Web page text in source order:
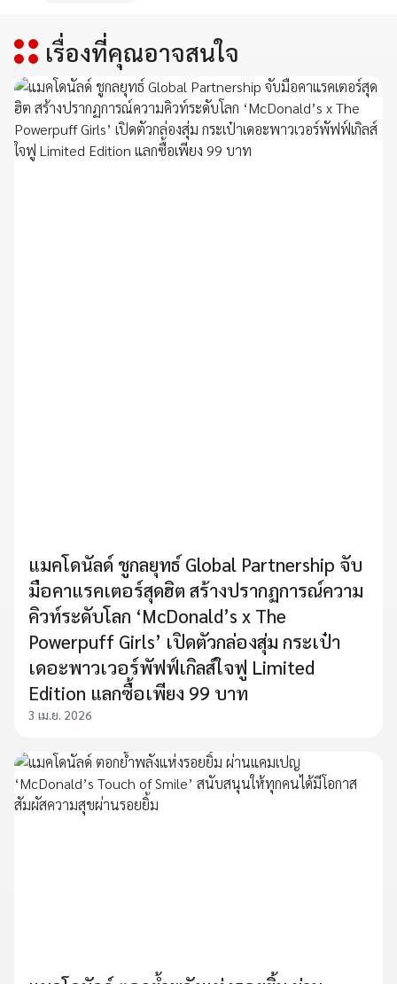
เรื่องที่คุณอาจสนใจ
แมคโดนัลด์ ชูกลยุทธ์ Global Partnership จับ
มือคาแรคเตอร์สุดฮิต สร้างปรากฏการณ์ความ
คิวท์ระดับโลก ‘McDonald’s x The
Powerpuff Girls’ เปิดตัวกล่องสุ่ม กระเป๋า
เดอะพาวเวอร์พัฟฟ์เกิลส์ใจฟู Limited
Edition แลกซื้อเพียง 99 บาท
3 เม.ย. 2026